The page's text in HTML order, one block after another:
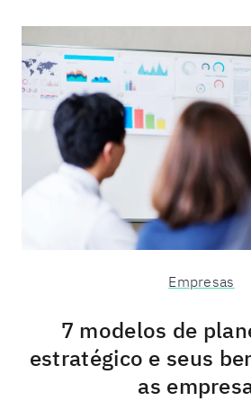
Empresas
7 modelos de
estratégico e seus
as